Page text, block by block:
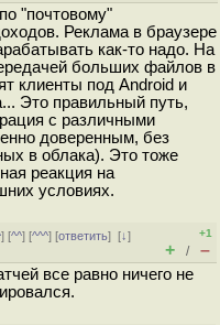
"почтовому"
Реклама в браузере
как-то надо. На
больших файлов в
клиенты под Android и
Это правильный путь,
с различными
доверенным, без
в облака). Это тоже
реакция на
условиях.
] [^^] [^^^] [ответить][↓]
+1
+ / –
все равно ничего не